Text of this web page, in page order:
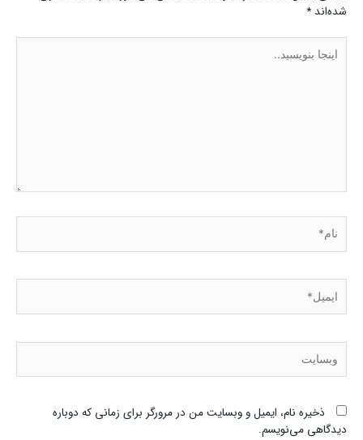
شده‌اند*
بنویسید..
ذخیره نام، ایمیل و وبسایت من در مرورگر برای زمانی که دوباره
دیدگاهی می‌نویسم.